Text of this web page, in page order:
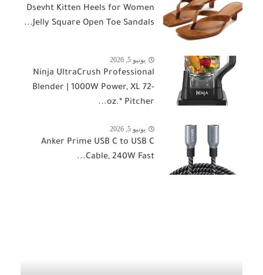
Dsevht Kitten Heels for Women
Jelly Square Open Toe Sandals...
يونيو 5, 2026
Ninja UltraCrush Professional
Blender | 1000W Power, XL 72-
oz.* Pitcher...
يونيو 5, 2026
Anker Prime USB C to USB C
Cable, 240W Fast...